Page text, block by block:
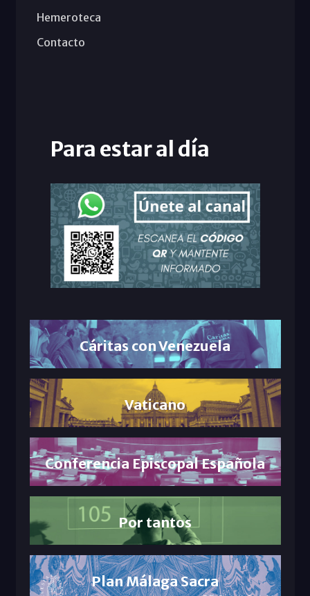
Hemeroteca
Contacto
Para estar al día
Cáritas con Venezuela
Vaticano
Conferencia Episcopal Española
Por tantos
Plan Málaga Sacra